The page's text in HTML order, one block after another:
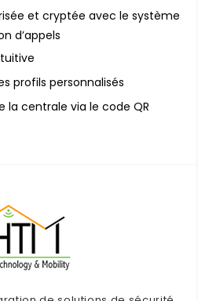
et cryptée avec le système
d’appels
profils personnalisés
la centrale via le code QR